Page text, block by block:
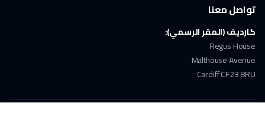
تواصل معنا
كارديف (المقر الرسمي):
Regus House
Malthouse Avenue
Cardiff CF23 8RU